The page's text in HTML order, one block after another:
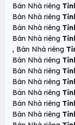
Bán Nhà riêng
Bán Nhà riêng
Bán Nhà riêng
Bán Nhà riêng
, Bán Nhà riêng
Bán Nhà riêng
Bán Nhà riêng
Bán Nhà riêng
Bán Nhà riêng
Bán Nhà riêng
Bán Nhà riêng